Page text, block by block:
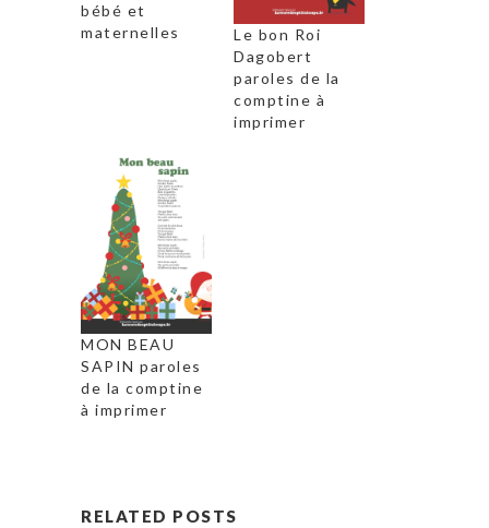
bébé et
maternelles
Le bon Roi
Dagobert
paroles de la
comptine à
imprimer
MON BEAU
SAPIN paroles
de la comptine
à imprimer
RELATED POSTS